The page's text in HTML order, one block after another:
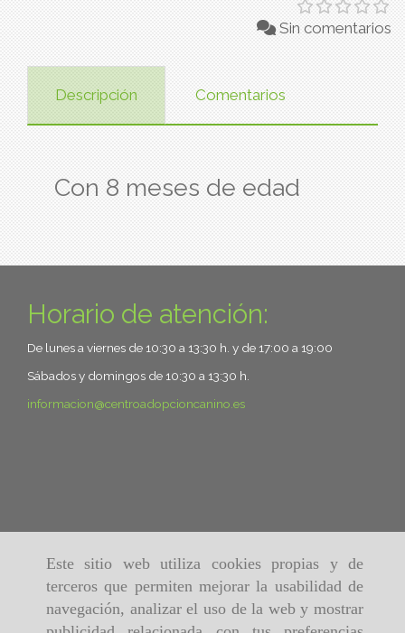
Este sitio web utiliza cookies propias y de
terceros que permiten mejorar la usabilidad de
navegación, analizar el uso de la web y mostrar
Sin comentarios
Descripción Comentarios
Con 8 meses de edad
Horario de atención:
De lunes a viernes de 10:30 a 13:30 h. y de 17:00 a 19:00
Sábados y domingos de 10:30 a 13:30 h.
informacion
centroadopcioncanino.es